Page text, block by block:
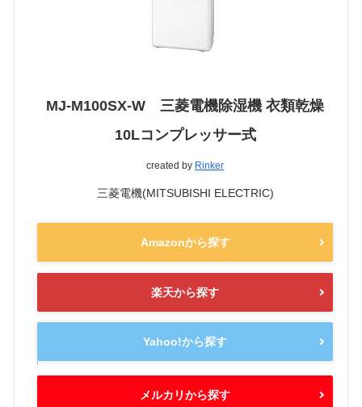
MJ-M100SX-W 三菱電機除湿機 衣類乾燥
10Lコンプレッサー式
created by Rinker
三菱電機(MITSUBISHI ELECTRIC)
Amazonから探す
楽天から探す
Yahoo!から探す
メルカリから探す